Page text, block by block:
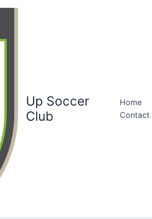
Up Soccer
Club
Home
Contact